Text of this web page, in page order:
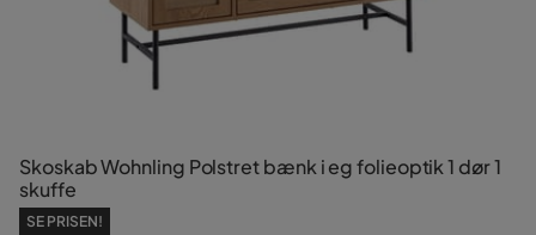
Skoskab Wohnling Polstret bænk i eg folieoptik 1 dør 1
skuffe
SE PRISEN!